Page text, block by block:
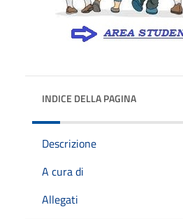
INDICE DELLA PAGINA
Descrizione
A cura di
Allegati